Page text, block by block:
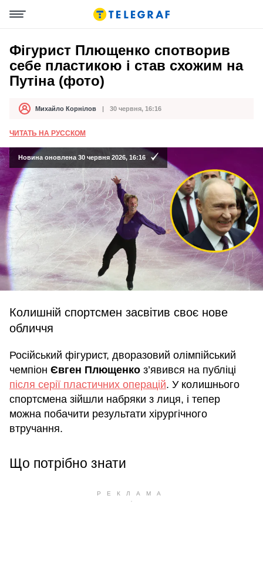
Фігурист Плющенко спотворив
себе пластикою і став схожим на
Путіна (фото)
АвторМихайло Корнілов
Дата публікації 30 червня, 16:16
ЧИТАТЬ НА РУССКОМ
Новина оновлена 30 червня 2026, 16:16
Колишній спортсмен засвітив своє нове
обличчя
Російський фігурист, дворазовий олімпійський
чемпіон Євген Плющенко з’явився на публіці
після серії пластичних операцій. У колишнього
спортсмена зійшли набряки з лиця, і тепер
можна побачити результати хірургічного
втручання.
Що потрібно знати